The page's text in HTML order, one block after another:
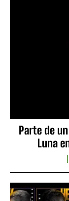
Parte de
Luna